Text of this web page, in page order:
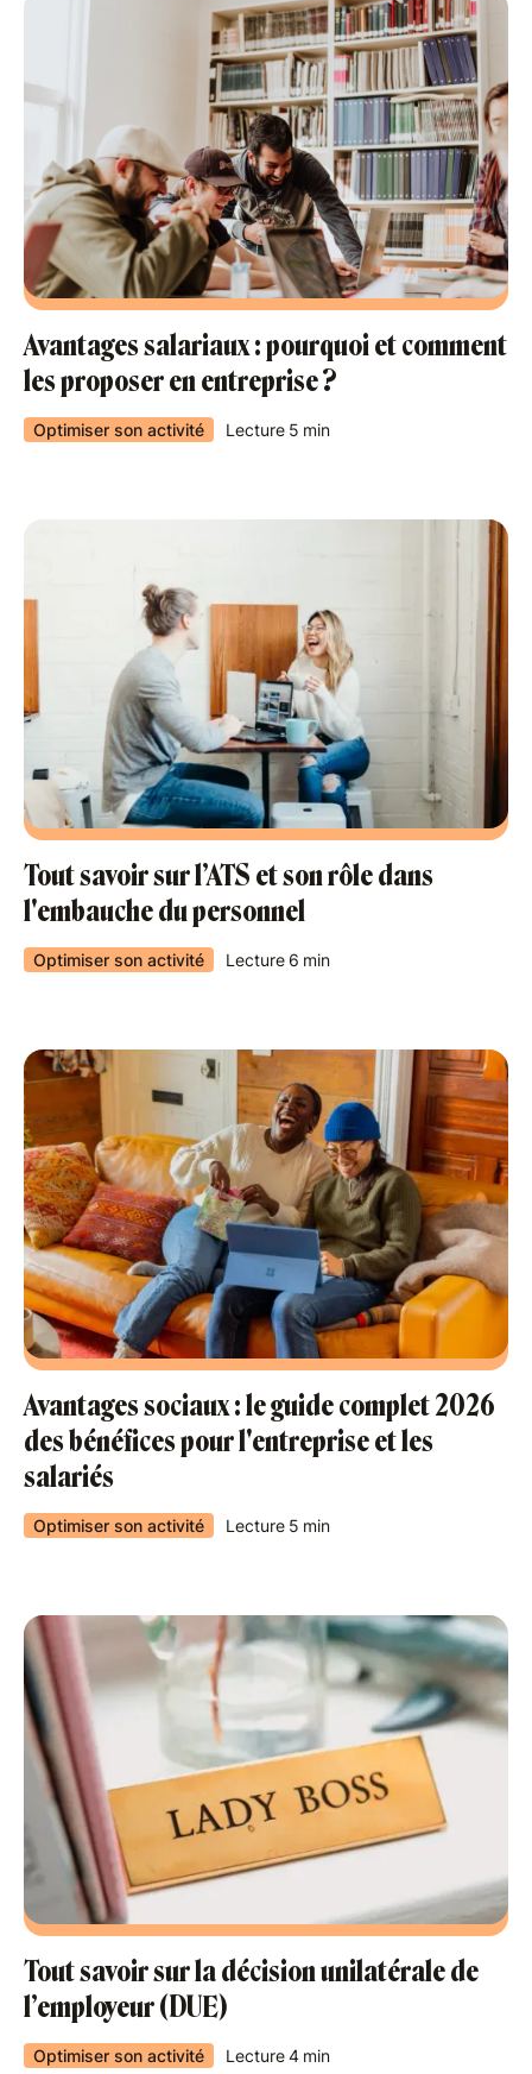
Avantages salariaux : pourquoi et comment
les proposer en entreprise ?
Optimiser son activité Lecture 5 min
Tout savoir sur l’ATS et son rôle dans
l'embauche du personnel
Optimiser son activité Lecture 6 min
Avantages sociaux : le guide complet 2026
des bénéfices pour l'entreprise et les
salariés
Optimiser son activité Lecture 5 min
Tout savoir sur la décision unilatérale de
l’employeur (DUE)
Optimiser son activité Lecture4 min